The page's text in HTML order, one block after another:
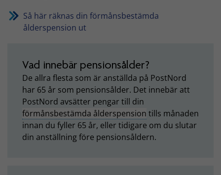
Så här räknas din förmånsbestämda
ålderspension ut
Vad innebär pensionsålder?
De allra flesta som är anställda på PostNord
har 65 år som pensionsålder. Det innebär att
PostNord avsätter pengar till din
förmånsbestämda ålderspension tills månaden
innan du fyller 65 år, eller tidigare om du slutar
din anställning före pensionsåldern.